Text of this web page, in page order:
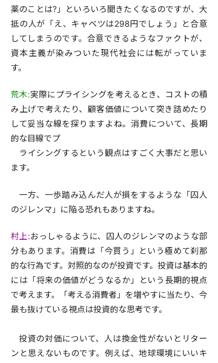
薬のことは?」といろいろ聞きたくなるのですが、大
抵の人が「え、キャベツは298円でしょう」と合意
してしまうのです。合意できるようなファクトが、
資本主義が染みついた現代社会には転がっていま
す。
荒木:実際にプライシングを考えるとき、コストの積
み上げで考えたり、顧客価値について突き詰めたり
して妥当な線を探りますよね。消費について、長期
的な目線でプ
ライシングするという観点はすごく大事だと思い
ます。
一方、一歩踏み込んだ人が損をするような「囚人
のジレンマ」に陥る恐れもありますね。
村上:おっしゃるように、囚人のジレンマのような部
分もあります。消費は「今買う」という極めて刹那
的な行為です。対照的なのが投資です。投資は基本的
には「将来の価値がどうなるか」という長期的視点
で考えます。「考える消費者」を増やすに当たり、今
最も抜けている視点は投資的な思考です。
投資の対価について、人は換金性がないとリター
ンと思えないものです。例えば、地球環境にいいキ